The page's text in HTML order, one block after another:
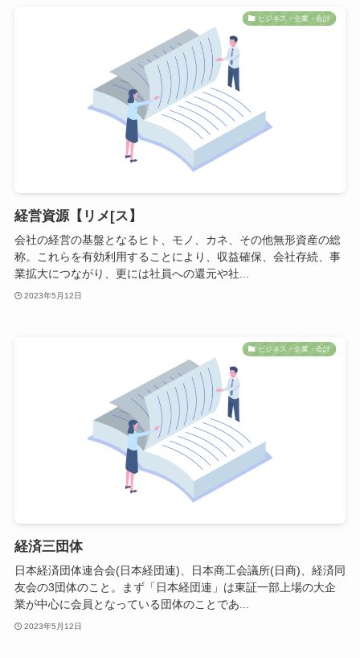
ビジネス・企業・会計
経営資源【リメ[ス】
会社の経営の基盤となるヒト、モノ、カネ、その他無形資産の総
称。これらを有効利用することにより、収益確保、会社存続、事
業拡大につながり、更には社員への還元や社...
2023年5月12日
ビジネス・企業・会計
経済三団体
日本経済団体連合会(日本経団連)、日本商工会議所(日商)、経済同
友会の3団体のこと。まず「日本経団連」は東証一部上場の大企
業が中心に会員となっている団体のことであ...
2023年5月12日